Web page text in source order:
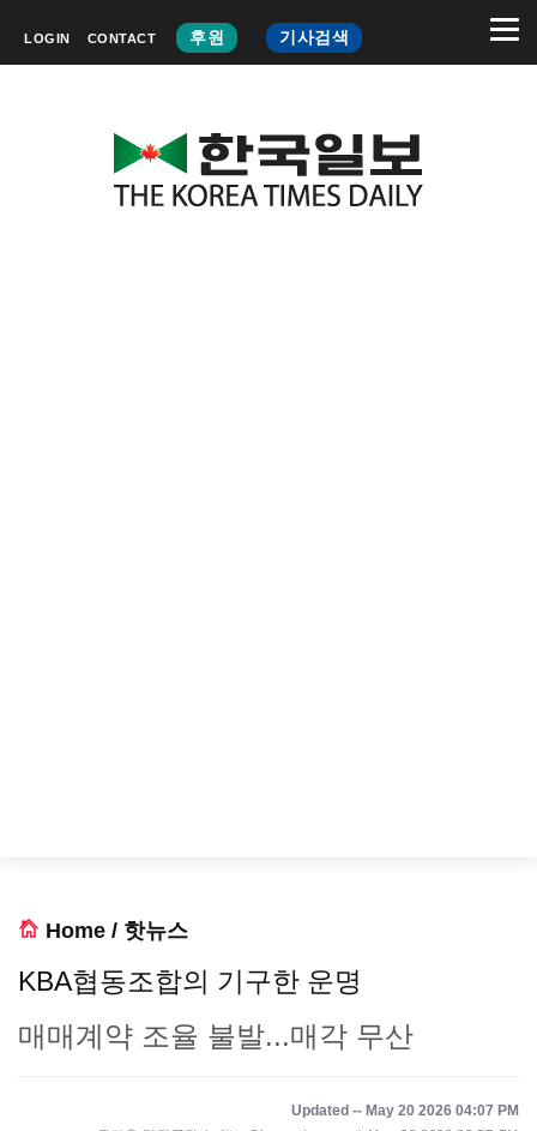
LOGIN CONTACT 후원 기사검색
Home / 핫뉴스
KBA협동조합의 기구한 운명
매매계약 조율 불발...매각 무산
Updated -- May 20 2026 04:07 PM